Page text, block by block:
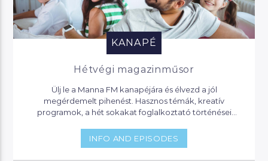
KANAPÉ
Hétvégi magazinműsor
Ülj le a Manna FM kanapéjára és élvezd a jól
megérdemelt pihenést. Hasznos témák, kreatív
programok, a hét sokakat foglalkoztató történései
foglalsz nálunk.
INFO AND EPISODES